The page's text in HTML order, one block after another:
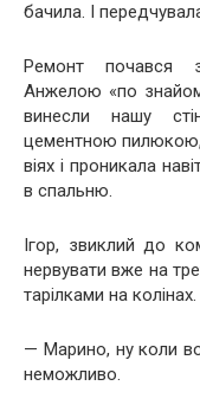
бачила. І
Ремонт почався з
Анжелою «по
винесли нашу
цементною пилюкою,
віях і проникала
в спальню.
Ігор, звиклий до
нервувати вже на
тарілками на колінах.
— Марино, ну коли
неможливо.